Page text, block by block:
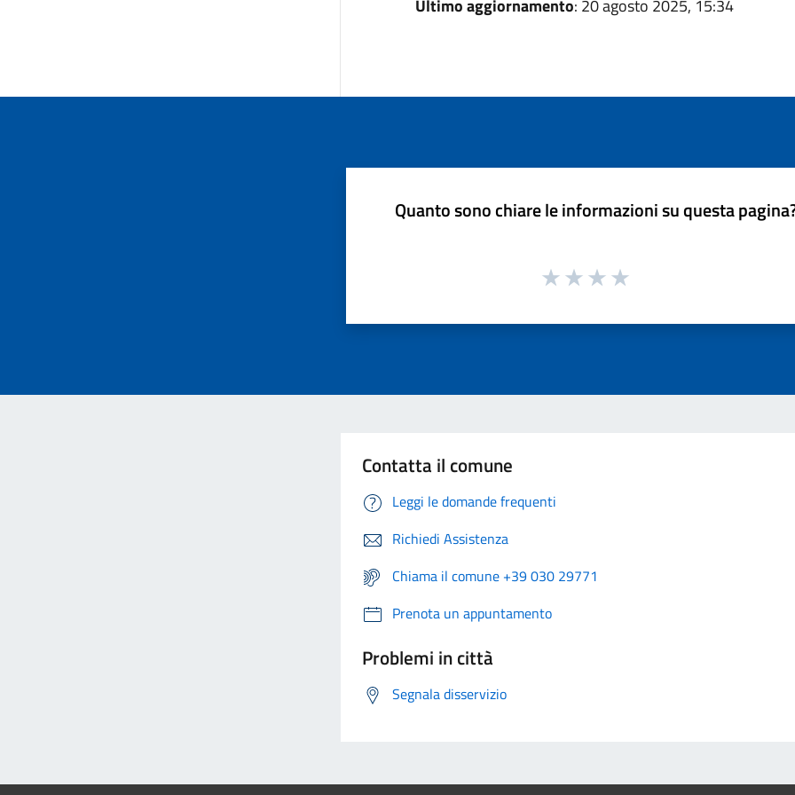
Ultimo aggiornamento: 20 agosto 2025, 15:34
Quanto sono chiare le informazioni su questa
Contatta il comune
Leggi le domande frequenti
Richiedi Assistenza
Chiama il comune +39 030 29771
Prenota un appuntamento
Problemi in città
Segnala disservizio